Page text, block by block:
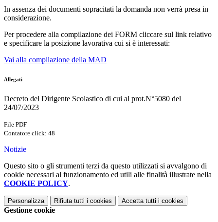
In assenza dei documenti sopracitati la domanda non verrà presa in
considerazione.
Per procedere alla compilazione dei FORM cliccare sul link relativo
e specificare la posizione lavorativa cui si è interessati:
Vai alla compilazione della MAD
Allegati
Decreto del Dirigente Scolastico di cui al prot.N°5080 del
24/07/2023
File PDF
Contatore click: 48
Notizie
Questo sito o gli strumenti terzi da questo utilizzati si avvalgono di
cookie necessari al funzionamento ed utili alle finalità illustrate nella
COOKIE POLICY.
Personalizza Rifiuta tutti i cookies Accetta tutti i cookies
Gestione cookie